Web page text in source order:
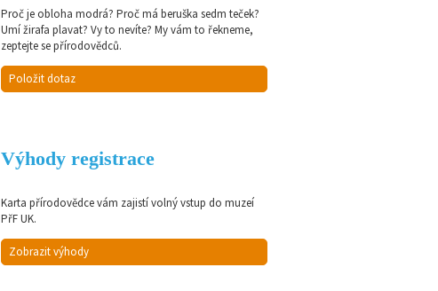
Proč je obloha modrá? Proč má beruška sedm teček?
Umí žirafa plavat? Vy to nevíte? My vám to řekneme,
zeptejte se přírodovědců.
Položit dotaz
Výhody registrace
Karta přírodovědce vám zajistí volný vstup do muzeí
PřF UK.
Zobrazit výhody